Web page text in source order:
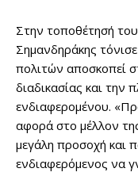
Στην τοποθέτησή
Σημανδηράκης
πολιτών αποσκοπεί
διαδικασίας και την
ενδιαφερομένου.
αφορά στο μέλλον
μεγάλη προσοχή και
ενδιαφερόμενος να